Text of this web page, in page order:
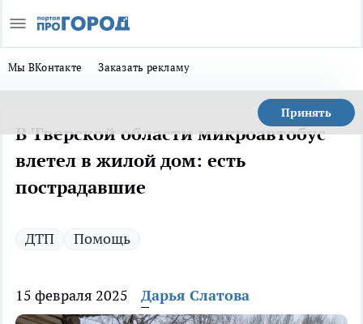
Мы ВКонтакте Заказать рекламу
Принять
В Тверской области микроавтобус
влетел в жилой дом: есть
пострадавшие
ДТП Помощь
15 февраля 2025 Дарья Слатова